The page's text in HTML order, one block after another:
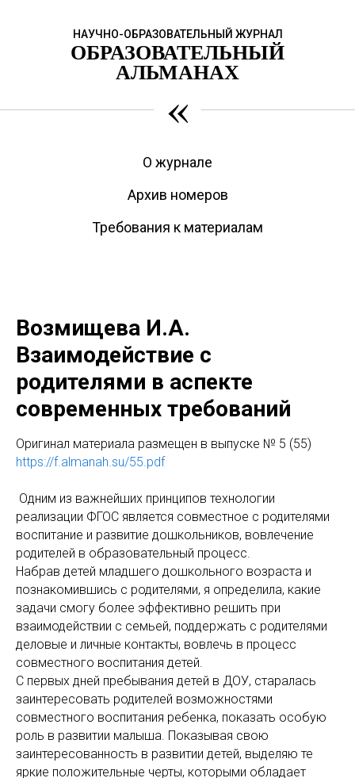
НАУЧНО-ОБРАЗОВАТЕЛЬНЫЙ ЖУРНАЛ
ОБРАЗОВАТЕЛЬНЫЙ
АЛЬМАНАХ
«
О журнале
Архив номеров
Требования к материалам
Возмищева И.А.
Взаимодействие с
родителями в аспекте
современных требований
Оригинaл материала размещен в выпуске № 5 (55)
https://f.almanah.su/55.pdf
Одним из важнейших принципов технологии
реализации ФГОС является совместное с родителями
воспитание и развитие дошкольников, вовлечение
родителей в образовательный процесс.
Набрав детей младшего дошкольного возраста и
познакомившись с родителями, я определила, какие
задачи смогу более эффективно решить при
взаимодействии с семьей, поддержать с родителями
деловые и личные контакты, вовлечь в процесс
совместного воспитания детей.
С первых дней пребывания детей в ДОУ, старалась
заинтересовать родителей возможностями
совместного воспитания ребенка, показать особую
роль в развитии малыша. Показывая свою
заинтересованность в развитии детей, выделяю те
яркие положительные черты, которыми обладает